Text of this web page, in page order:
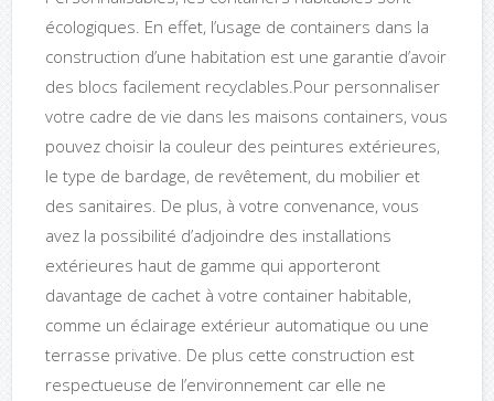
écologiques. En effet, l’usage de containers dans la
construction d’une habitation est une garantie d’avoir
des blocs facilement recyclables.Pour personnaliser
votre cadre de vie dans les maisons containers, vous
pouvez choisir la couleur des peintures extérieures,
le type de bardage, de revêtement, du mobilier et
des sanitaires. De plus, à votre convenance, vous
avez la possibilité d’adjoindre des installations
extérieures haut de gamme qui apporteront
davantage de cachet à votre container habitable,
comme un éclairage extérieur automatique ou une
terrasse privative. De plus cette construction est
respectueuse de l’environnement car elle ne